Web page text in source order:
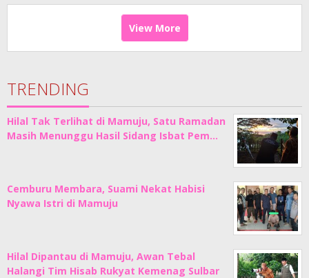
View More
TRENDING
Hilal Tak Terlihat di Mamuju, Satu Ramadan
Masih Menunggu Hasil Sidang Isbat Pem…
Cemburu Membara, Suami Nekat Habisi
Nyawa Istri di Mamuju
Hilal Dipantau di Mamuju, Awan Tebal
Halangi Tim Hisab Rukyat Kemenag Sulbar